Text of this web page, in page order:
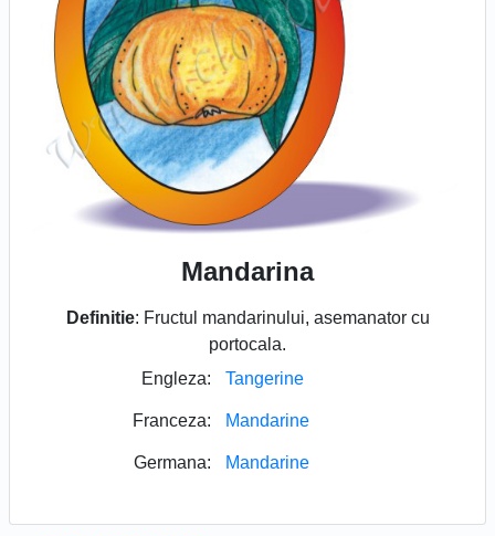
Mandarina
Definitie: Fructul mandarinului, asemanator cu
portocala.
Engleza:
Tangerine
Franceza: Mandarine
Germana: Mandarine